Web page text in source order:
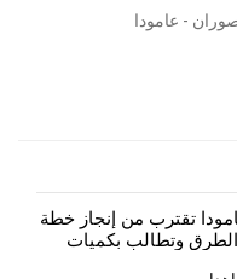
- عامودا
تقترب من إنجاز خطة
وتطالب بكميات
الزفت